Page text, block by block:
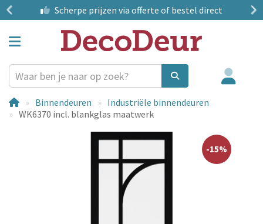
Scherpe prijzen via offerte of bestel direct
Binnendeuren
Industriële binnendeuren
WK6370 incl. blankglas maatwerk
-15%